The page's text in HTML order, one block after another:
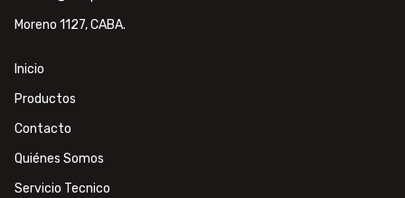
Moreno 1127, CABA.
Inicio
Productos
Contacto
Quiénes Somos
Servicio Tecnico